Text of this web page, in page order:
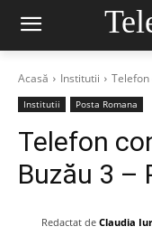
Acasă Institutii Telefon
Institutii Posta Romana
Telefon
Buzău 3 –
Redactat de Claudia